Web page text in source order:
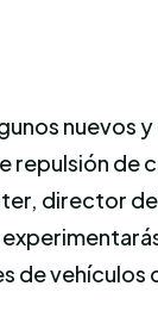
nuevos
director
de